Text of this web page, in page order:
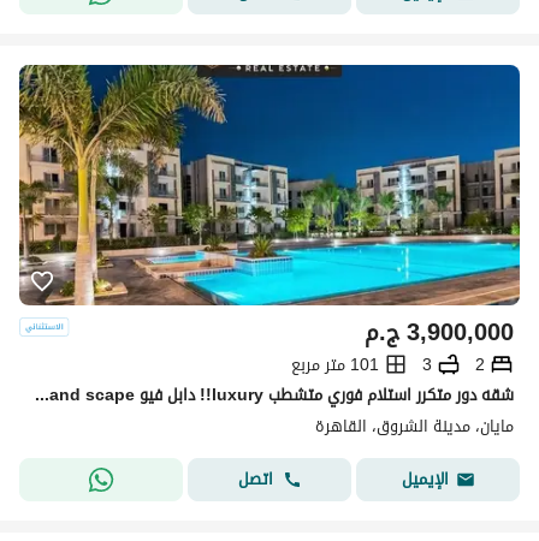
ج.م3,900,000
2
3
101 متر مربع
شقه دور متكرر استلام فوري متشطب luxury!! دابل فيو pool+land scape تقسيمه رائعه باسهل خطط سداد بدون ضغط وتقسيط 10سـ بجوا لافيستا باتيو كازا + سوان ليك
مايان، مدينة الشروق، القاهرة
الإيميل
اتصل